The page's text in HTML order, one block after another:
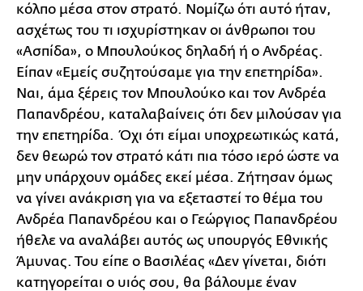
κόλπο μέσα στον στρατό. Νομίζω ότι αυτό ήταν,
ασχέτως του τι ισχυρίστηκαν οι άνθρωποι του
«Ασπίδα», ο Μπουλούκος δηλαδή ή ο Ανδρέας.
Είπαν «Εμείς συζητούσαμε για την επετηρίδα».
Ναι, άμα ξέρεις τον Μπουλούκο και τον Ανδρέα
Παπανδρέου, καταλαβαίνεις ότι δεν μιλούσαν για
την επετηρίδα. Όχι ότι είμαι υποχρεωτικώς κατά,
δεν θεωρώ τον στρατό κάτι πια τόσο ιερό ώστε να
μην υπάρχουν ομάδες εκεί μέσα. Ζήτησαν όμως
να γίνει ανάκριση για να εξεταστεί το θέμα του
Ανδρέα Παπανδρέου και ο Γεώργιος Παπανδρέου
ήθελε να αναλάβει αυτός ως υπουργός Εθνικής
Άμυνας. Του είπε ο Βασιλέας «Δεν γίνεται, διότι
κατηγορείται ο υιός σου, θα βάλουμε έναν